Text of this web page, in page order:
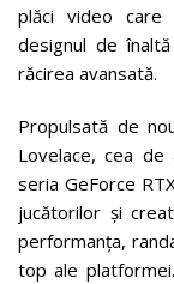
plăci video care
designul de
răcirea avansată.
Propulsată de
Lovelace, cea
seria GeForce
jucătorilor și
performanța,
top ale